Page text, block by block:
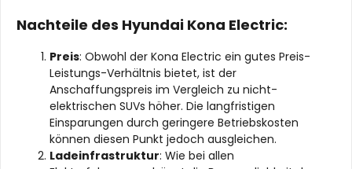
Nachteile des Hyundai Kona Electric:
Preis: Obwohl der Kona Electric ein gutes Preis-
Leistungs-Verhältnis bietet, ist der
Anschaffungspreis im Vergleich zu nicht-
elektrischen SUVs höher. Die langfristigen
Einsparungen durch geringere Betriebskosten
können diesen Punkt jedoch ausgleichen.
Ladeinfrastruktur: Wie bei allen